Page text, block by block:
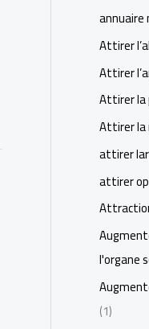
Attirer
Attirer
Attirer
Attirer la
attirer
attirer
l'organe
(1)